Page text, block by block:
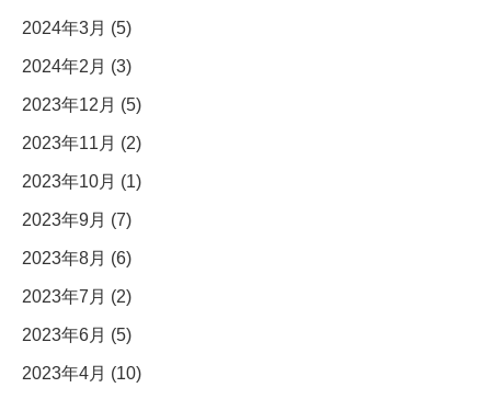
2024年3月 (5)
2024年2月 (3)
2023年12月 (5)
2023年11月 (2)
2023年10月 (1)
2023年9月 (7)
2023年8月 (6)
2023年7月 (2)
2023年6月 (5)
2023年4月 (10)